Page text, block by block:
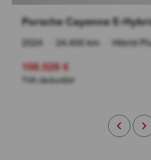
Porsche Cayenne E-
2024 24.400 km Hibrid
106.026 €
TVA deductibil